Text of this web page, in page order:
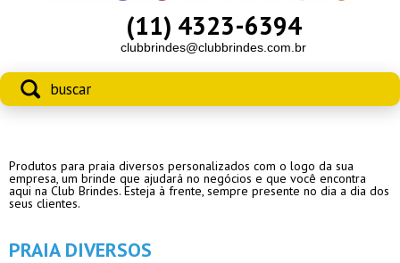
(11) 4323-6394
clubbrindes@clubbrindes.com.br
Produtos para praia diversos personalizados com o logo da sua
empresa, um brinde que ajudará no negócios e que você encontra
aqui na Club Brindes. Esteja à frente, sempre presente no dia a dia dos
seus clientes.
PRAIA DIVERSOS